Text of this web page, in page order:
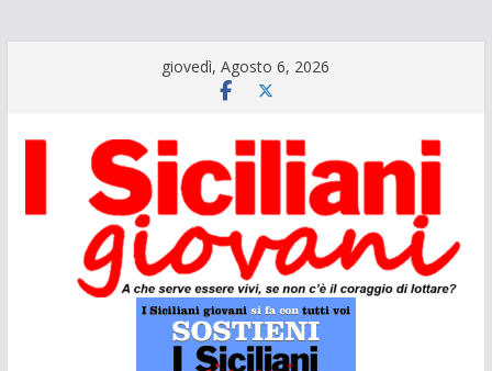
giovedì, Agosto 6, 2026